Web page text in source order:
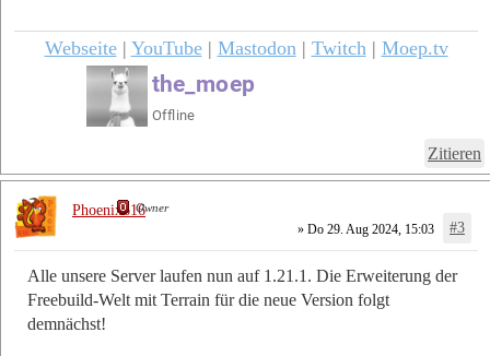
Webseite| YouTube| Mastodon | Twitch | Moep.tv
Zitieren
» Do 29. Aug 2024, 15:03 #3
Alle unsere Server laufen nun auf 1.21.1. Die Erweiterung der
Freebuild-Welt mit Terrain für die neue Version folgt
demnächst!
Phoenix616Owner